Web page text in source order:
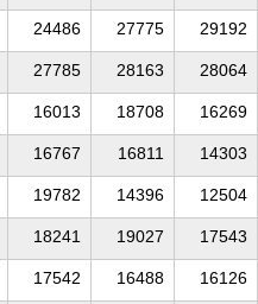
24486 27775 29192
27785 28163 28064
16013 18708 16269
16767 16811 14303
19782 14396 12504
18241 19027 17543
17542 16488 16126